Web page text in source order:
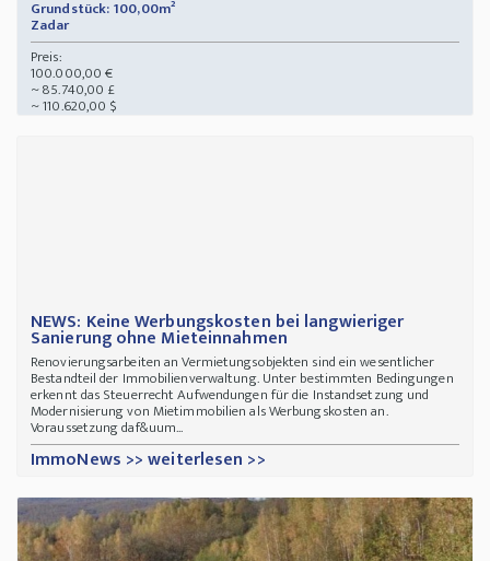
Grundstück: 100,00m²
Zadar
Preis:
100.000,00 €
~ 85.740,00 £
~ 110.620,00 $
NEWS: Keine Werbungskosten bei langwieriger
Sanierung ohne Mieteinnahmen
Renovierungsarbeiten an Vermietungsobjekten sind ein wesentlicher
Bestandteil der Immobilienverwaltung. Unter bestimmten Bedingungen
erkennt das Steuerrecht Aufwendungen für die Instandsetzung und
Modernisierung von Mietimmobilien als Werbungskosten an.
Voraussetzung daf&uum...
ImmoNews >> weiterlesen >>